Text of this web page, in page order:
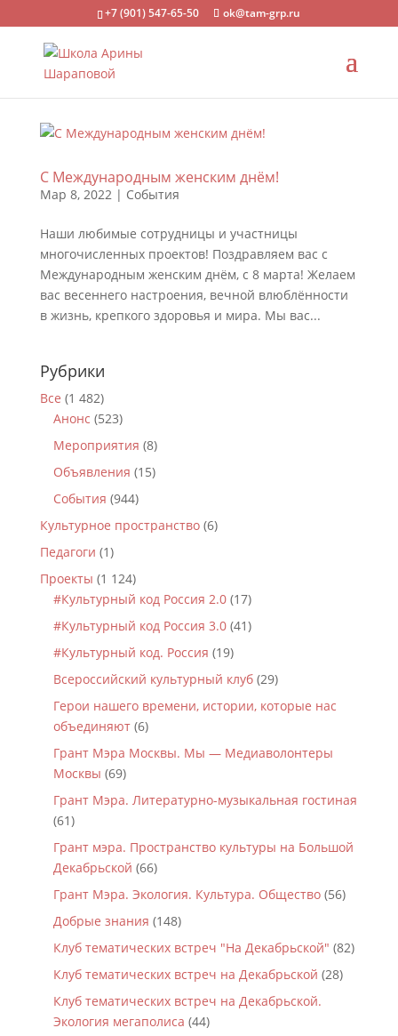
+7 (901) 547-65-50 ok@tam-grp.ru
С Международным женским днём!
Мар 8, 2022| События
Наши любимые сотрудницы и участницы
многочисленных проектов! Поздравляем вас с
Международным женским днём, с 8 марта! Желаем
вас весеннего настроения, вечной влюблённости
в жизнь, крепкого здоровья и мира. Мы вас...
Рубрики
Все (1 482)
Анонс (523)
Мероприятия (8)
Объявления (15)
События (944)
Культурное пространство(6)
Педагоги (1)
Проекты (1 124)
#Культурный код Россия 2.0(17)
#Культурный код Россия 3.0(41)
#Культурный код. Россия (19)
Всероссийский культурный клуб(29)
Герои нашего времени, истории, которые нас
объединяют(6)
Грант Мэра Москвы. Мы — Медиаволонтеры
Москвы (69)
Грант Мэра. Литературно-музыкальная гостиная
(61)
Грант мэра. Пространство культуры на Большой
Декабрьской (66)
Грант Мэра. Экология. Культура. Общество(56)
Добрые знания (148)
Клуб тематических встреч "На Декабрьской" (82)
Клуб тематических встреч на Декабрьской (28)
Клуб тематических встреч на Декабрьской.
Экология мегаполиса (44)